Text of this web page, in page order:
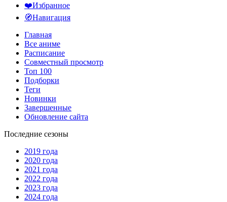
❤️Избранное
🧭Навигация
Главная
Все аниме
Расписание
Совместный просмотр
Топ 100
Подборки
Теги
Новинки
Завершенные
Обновление сайта
Последние сезоны
2019 года
2020 года
2021 года
2022 года
2023 года
2024 года